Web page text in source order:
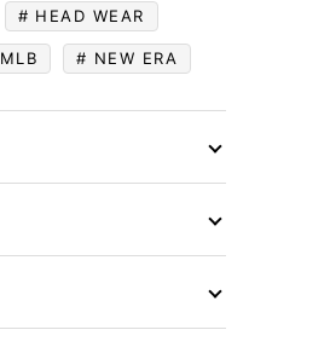
HEAD WEAR
MLB NEW ERA